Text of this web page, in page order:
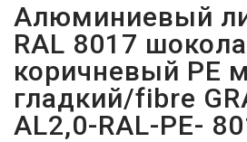
Алюминиевый
RAL 8017
коричневый PE
гладкий/fibre
AL2,0-RAL-PE-